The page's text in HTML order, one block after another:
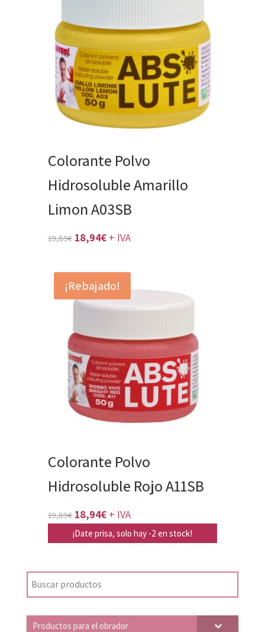
Colorante Polvo
Hidrosoluble Amarillo
Limon A03SB
19,89€ El
original
era:
19,89€.
18,94€El
actual
es:
18,94€.
+ IVA
¡Rebajado!
Colorante Polvo
Hidrosoluble Rojo A11SB
19,89€ El
precio
19,89€.
18,94€El
precio
+ IVA
¡Date prisa, solo hay -2 en stock!
Productos para el obrador